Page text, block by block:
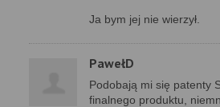
Ja bym jej nie wierzył.
PawełD
Podobają mi się patenty
finalnego produktu,